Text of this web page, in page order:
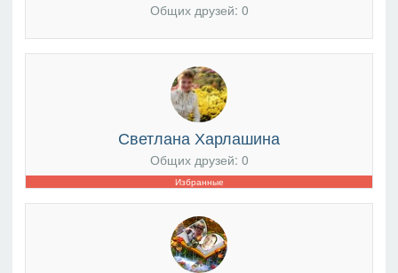
Общих друзей: 0
Избранные
Светлана Харлашина
Общих друзей: 0